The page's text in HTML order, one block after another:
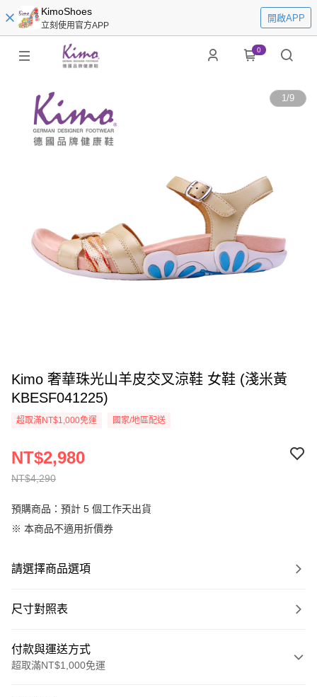
KimoShoes
立刻使用官方APP
開啟APP
0
1/9
Kimo 奢華珠光山羊皮交叉涼鞋 女鞋 (淺米黃
KBESF041225)
超取滿NT$1,000免運 國家/地區配送
NT$4,290
NT$2,980
預購商品：預計 5 個工作天出貨
※ 本商品不適用折價券
請選擇商品選項
尺寸對照表
付款與運送方式
超取滿NT$1,000免運